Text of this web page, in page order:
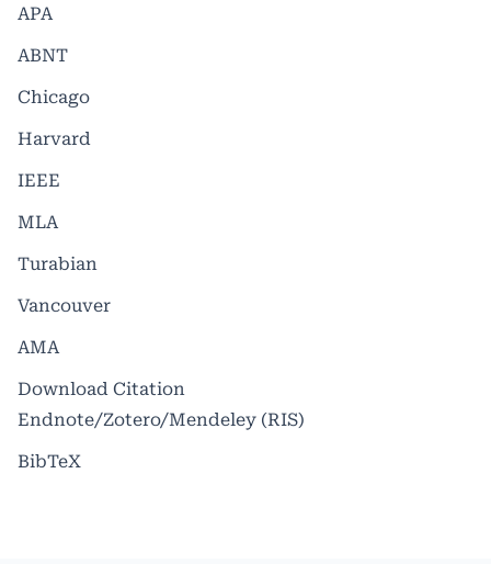
APA
ABNT
Chicago
Harvard
IEEE
MLA
Turabian
Vancouver
AMA
Download Citation
Endnote/Zotero/Mendeley (RIS)
BibTeX